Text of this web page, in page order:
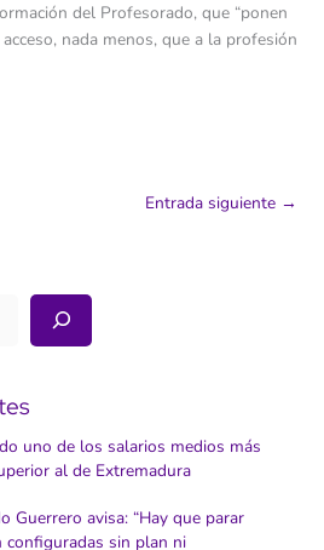
del Profesorado, que “ponen
nada menos, que a la profesión
Entrada siguiente →
uno de los salarios medios más
al de Extremadura
Guerrero avisa: “Hay que parar
configuradas sin plan ni